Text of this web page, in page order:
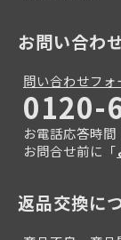
お問い合わ
問い合わせフォ
0120-
お電話応答時
お問合せ前に「
返品交換に